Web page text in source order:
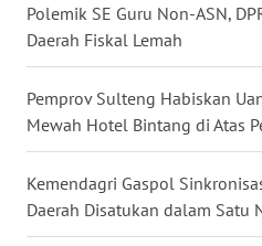
Polemik SE Guru Non-ASN,
Daerah Fiskal Lemah
Pemprov Sulteng Habiskan
Mewah Hotel Bintang di Atas
Kemendagri Gaspol
Daerah Disatukan dalam Satu
JOGJA
WN
JATIM
WN
BALI
WN